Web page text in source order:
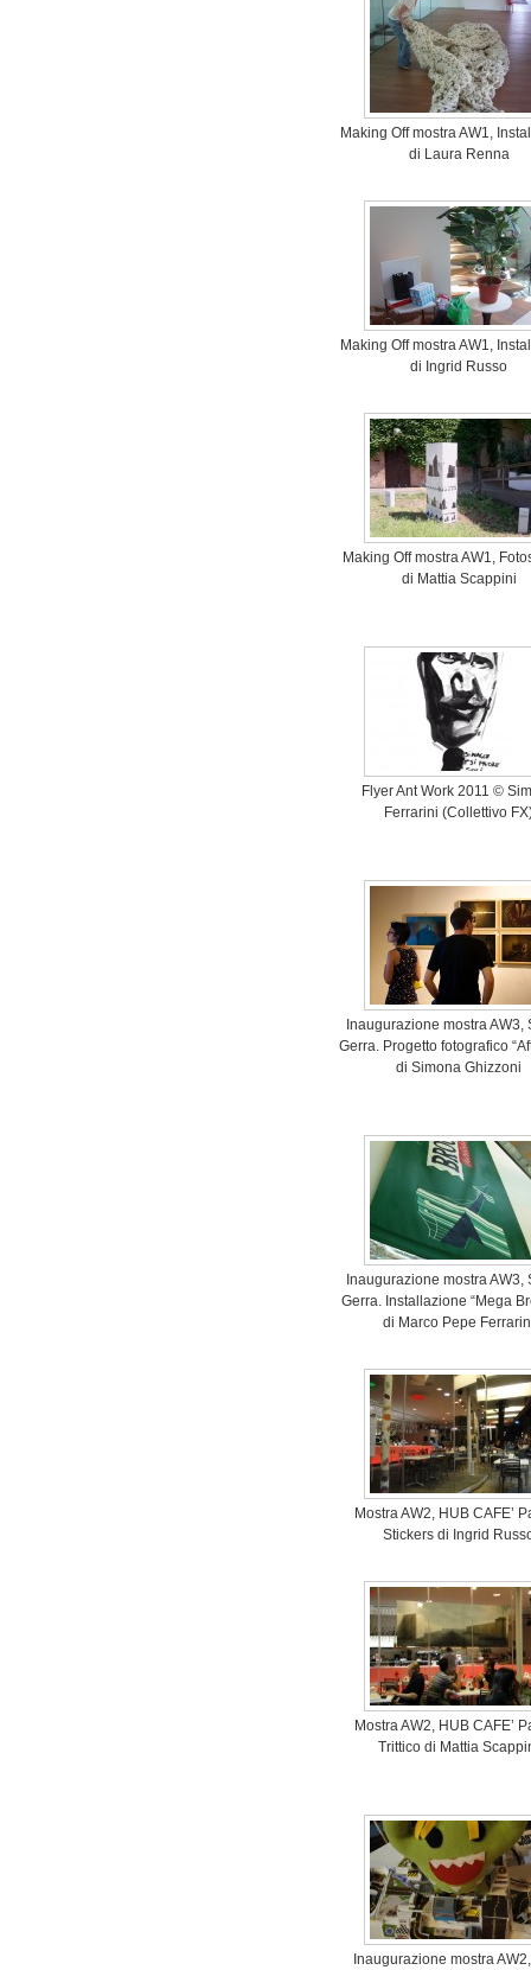
Making Off mostra AW1,
di Laura Renna
Making Off mostra AW1,
di Ingrid Russo
Making Off mostra AW1,
di Mattia Scappini
Flyer Ant Work 2011 ©
Ferrarini (Collettivo
Inaugurazione mostra AW3,
Gerra. Progetto fotografico
di Simona Ghizzoni
Inaugurazione mostra AW3,
Gerra. Installazione “Mega
di Marco Pepe
Mostra AW2, HUB CAFE’
Stickers di Ingrid
Mostra AW2, HUB CAFE’
Trittico di Mattia
Inaugurazione mostra